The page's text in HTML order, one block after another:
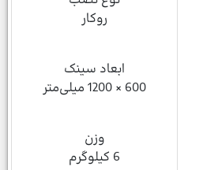
روکار
ابعاد سینک
600 × 1200 میلی‌متر
وزن
6 کیلوگرم